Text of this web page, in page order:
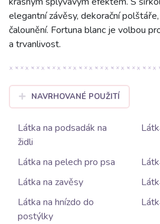
elegantní závěsy, dekorační
čalounění. Fortuna blanc je volbou
a trvanlivost.
NAVRHOVANÉ POUŽITÍ
Látka na podsadák na
židli
Látka na pelech pro psa
Látka na zavěsy
Látka na hnízdo do
postýlky